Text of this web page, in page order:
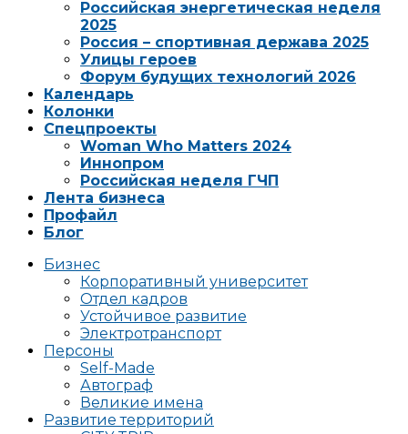
Российская энергетическая неделя
2025
Россия – спортивная держава 2025
Улицы героев
Форум будущих технологий 2026
Календарь
Колонки
Спецпроекты
Woman Who Matters 2024
Иннопром
Российская неделя ГЧП
Лента бизнеса
Профайл
Блог
Бизнес
Корпоративный университет
Отдел кадров
Устойчивое развитие
Электротранспорт
Персоны
Self-Made
Автограф
Великие имена
Развитие территорий